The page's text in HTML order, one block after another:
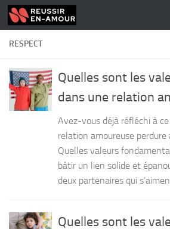
Skip to content
RESPECT
Quelles sont les
dans une relation
Avez-vous déjà réfléchi à
relation amoureuse
Quelles valeurs
bâtir un lien solide et
deux partenaires qui
Quelles sont les